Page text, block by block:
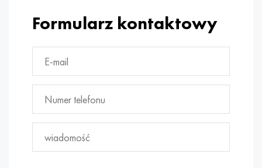
Formularz kontaktowy